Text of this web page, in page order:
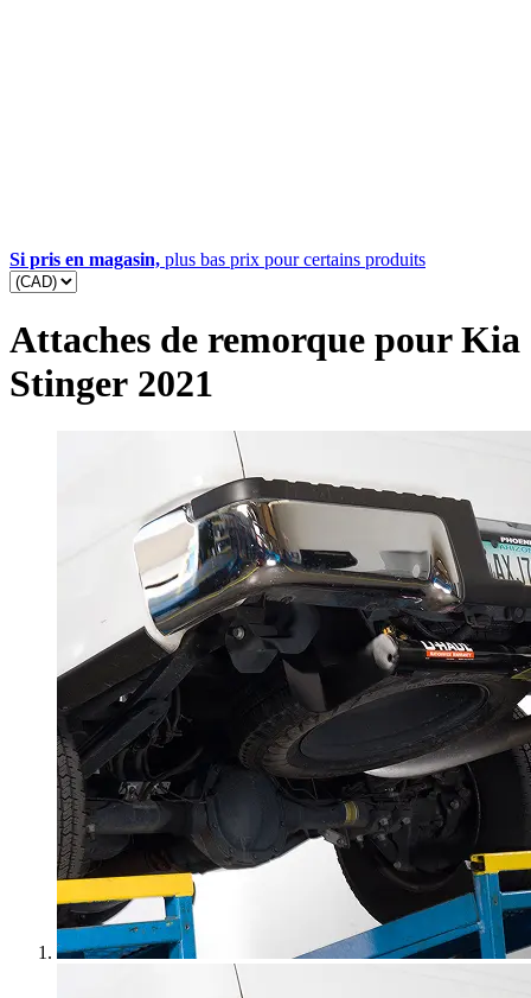
Si pris en magasin, plus bas prix pour certains produits
Attaches de remorque pourKia
Stinger 2021